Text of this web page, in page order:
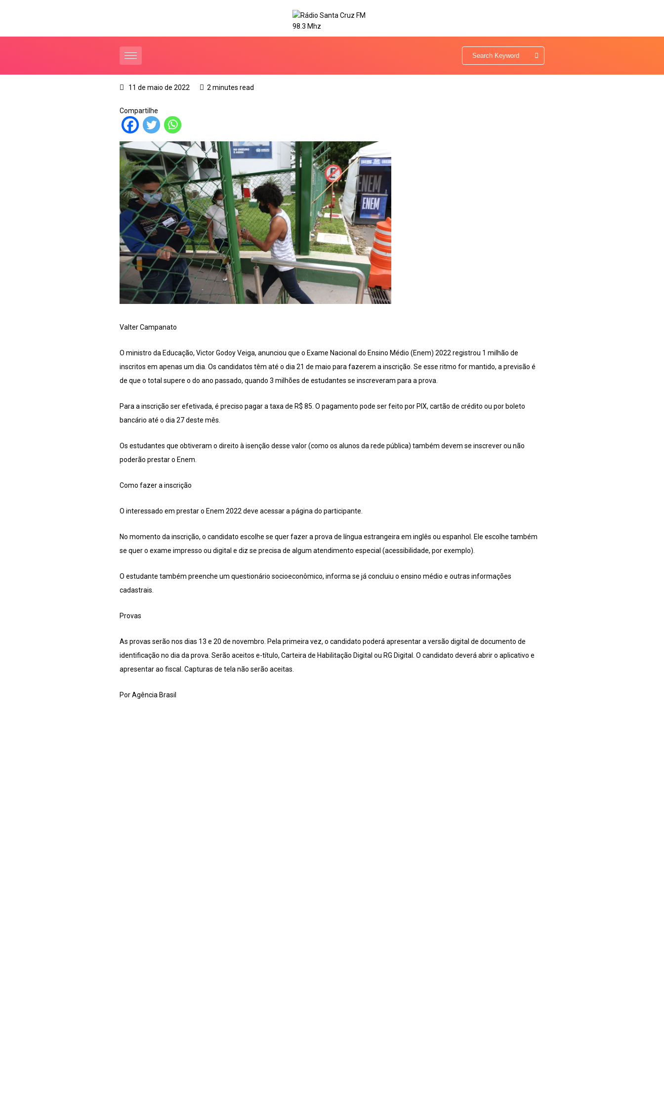
11 de maio de 2022 2 minutes read
Compartilhe
Valter Campanato
O ministro da Educação, Victor Godoy Veiga, anunciou que o Exame Nacional do Ensino Médio (Enem) 2022 registrou 1 milhão de
inscritos em apenas um dia. Os candidatos têm até o dia 21 de maio para fazerem a inscrição. Se esse ritmo for mantido, a previsão é
de que o total supere o do ano passado, quando 3 milhões de estudantes se inscreveram para a prova.
Para a inscrição ser efetivada, é preciso pagar a taxa de R$ 85. O pagamento pode ser feito por PIX, cartão de crédito ou por boleto
bancário até o dia 27 deste mês.
Os estudantes que obtiveram o direito à isenção desse valor (como os alunos da rede pública) também devem se inscrever ou não
poderão prestar o Enem.
Como fazer a inscrição
O interessado em prestar o Enem 2022 deve acessar a página do participante.
No momento da inscrição, o candidato escolhe se quer fazer a prova de língua estrangeira em inglês ou espanhol. Ele escolhe também
se quer o exame impresso ou digital e diz se precisa de algum atendimento especial (acessibilidade, por exemplo).
O estudante também preenche um questionário socioeconômico, informa se já concluiu o ensino médio e outras informações
cadastrais.
Provas
As provas serão nos dias 13 e 20 de novembro. Pela primeira vez, o candidato poderá apresentar a versão digital de documento de
identificação no dia da prova. Serão aceitos e-título, Carteira de Habilitação Digital ou RG Digital. O candidato deverá abrir o aplicativo e
apresentar ao fiscal. Capturas de tela não serão aceitas.
Por Agência Brasil